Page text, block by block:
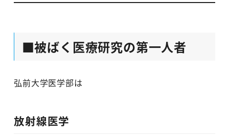
■被ばく医療研究の第一人者
弘前大学医学部は
放射線医学